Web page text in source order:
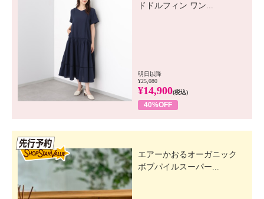
ドドルフィン ワン...
明日以降
¥25,080
¥14,900(税込)
40%OFF
エアーかおるオーガニック
ボブパイルスーパー...